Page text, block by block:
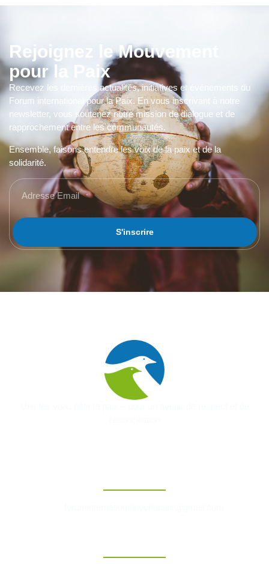
Rejoignez le Mouvement
pour la Paix
Recevez les dernières actualités, initiatives et événements du
Forum international pour la Paix. En vous inscrivant à notre
newsletter, vous soutenez notre mission de dialogue et de
rapprochement entre les communautés.
Ensemble, faisons entendre les voix de la paix et de la
solidarité.
S'inscrire